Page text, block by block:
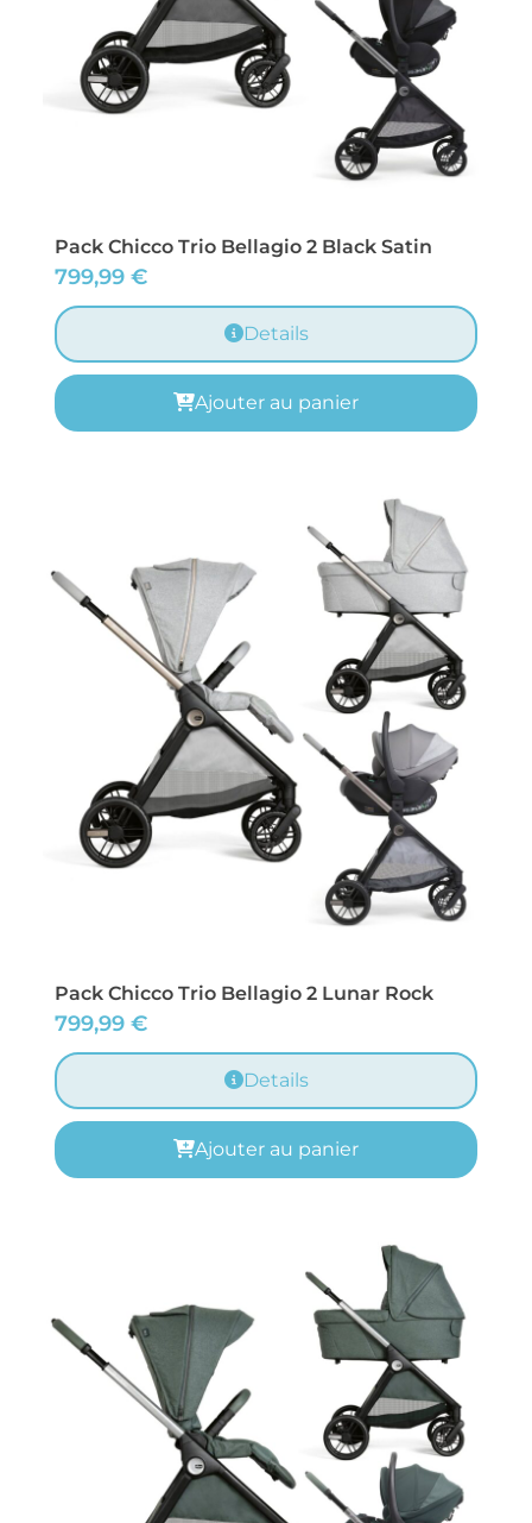
Pack Chicco Trio Bellagio 2 Black Satin
799,99 €
Details
Ajouter au panier
Pack Chicco Trio Bellagio 2 Lunar Rock
799,99 €
Details
Ajouter au panier